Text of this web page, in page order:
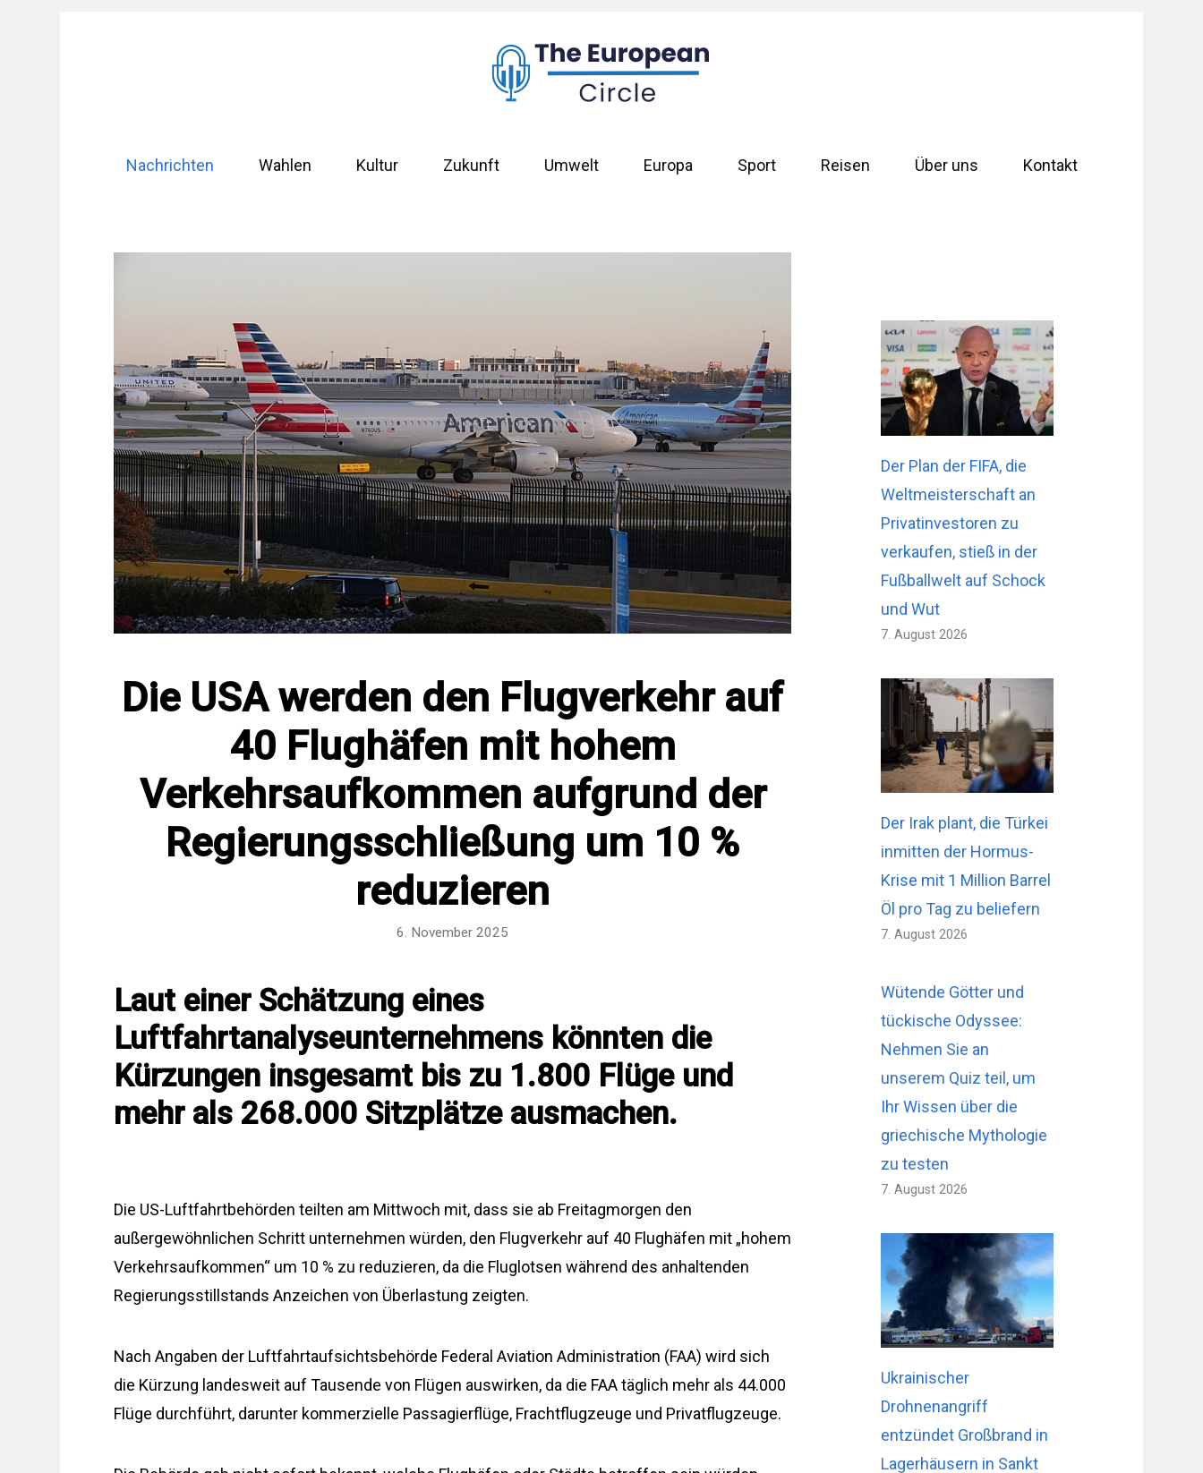
Nachrichten Wahlen Kultur Zukunft Umwelt Europa Sport Reisen Über uns Kontakt
Die USA werden den Flugverkehr auf
40 Flughäfen mit hohem
Verkehrsaufkommen aufgrund der
Regierungsschließung um 10 %
reduzieren
6. November 2025
Laut einer Schätzung eines
Luftfahrtanalyseunternehmens könnten die
Kürzungen insgesamt bis zu 1.800 Flüge und
mehr als 268.000 Sitzplätze ausmachen.
Die US-Luftfahrtbehörden teilten am Mittwoch mit, dass sie ab Freitagmorgen den
außergewöhnlichen Schritt unternehmen würden, den Flugverkehr auf 40 Flughäfen mit „hohem
Verkehrsaufkommen“ um 10 % zu reduzieren, da die Fluglotsen während des anhaltenden
Regierungsstillstands Anzeichen von Überlastung zeigten.
Nach Angaben der Luftfahrtaufsichtsbehörde Federal Aviation Administration (FAA) wird sich
die Kürzung landesweit auf Tausende von Flügen auswirken, da die FAA täglich mehr als 44.000
Flüge durchführt, darunter kommerzielle Passagierflüge, Frachtflugzeuge und Privatflugzeuge.
Der Plan der FIFA, die
Weltmeisterschaft an
Privatinvestoren zu
verkaufen, stieß in der
Fußballwelt auf Schock
und Wut
7. August 2026
Der Irak plant, die Türkei
inmitten der Hormus-
Krise mit 1 Million Barrel
Öl pro Tag zu beliefern
7. August 2026
Wütende Götter und
tückische Odyssee:
Nehmen Sie an
unserem Quiz teil, um
Ihr Wissen über die
griechische Mythologie
zu testen
7. August 2026
Ukrainischer
Drohnenangriff
entzündet Großbrand in
Lagerhäusern in Sankt